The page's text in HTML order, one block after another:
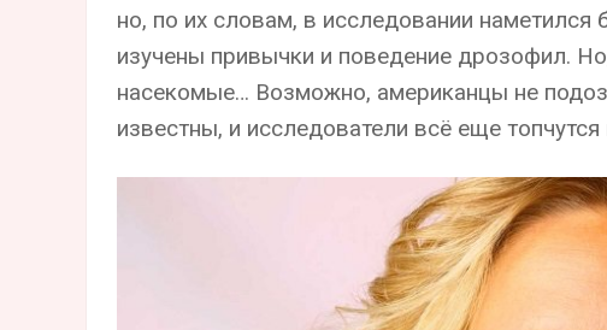
но, по их словам, в исследовании
изучены привычки и поведение дрозофил.
насекомые… Возможно, американцы не
известны, и исследователи всё еще